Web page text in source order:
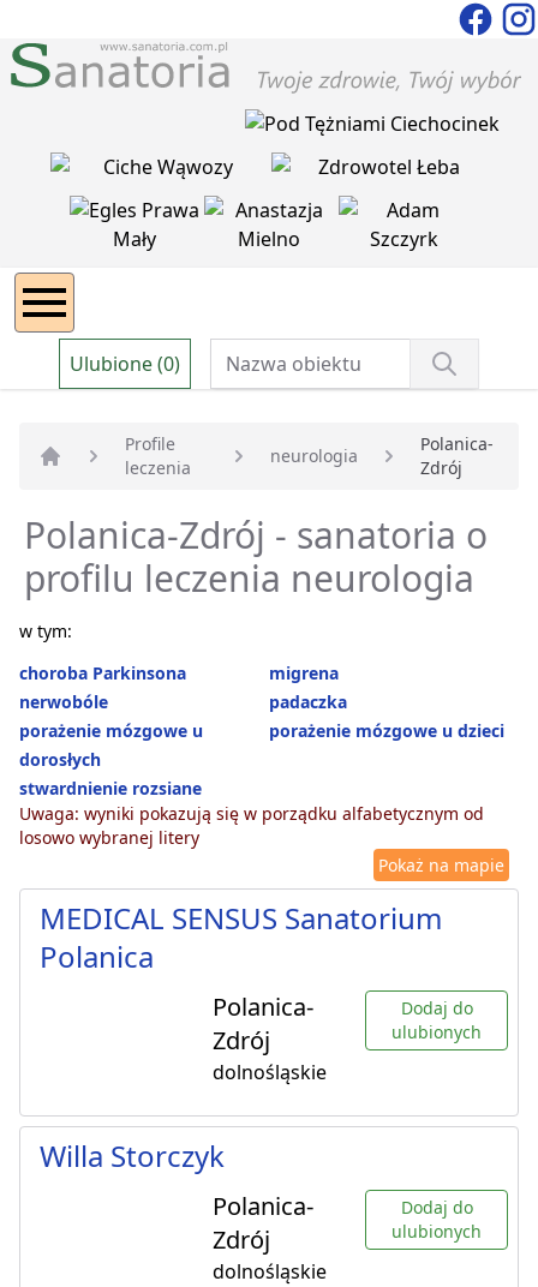
Ulubione (0)
Strona główna
Profile
leczenia
neurologia
Polanica-
Zdrój
Polanica-Zdrój - sanatoria o
profilu leczenia neurologia
w tym:
choroba Parkinsona
migrena
nerwobóle
padaczka
porażenie mózgowe u
dorosłych
porażenie mózgowe u dzieci
stwardnienie rozsiane
Uwaga: wyniki pokazują się w porządku alfabetycznym od
losowo wybranej litery
Pokaż na mapie
MEDICAL SENSUS Sanatorium
Polanica
Polanica-
Zdrój
dolnośląskie
Dodaj do
ulubionych
Willa Storczyk
Polanica-
Zdrój
dolnośląskie
Dodaj do
ulubionych